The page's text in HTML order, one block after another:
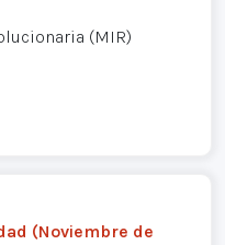
(MIR)
(Noviembre de